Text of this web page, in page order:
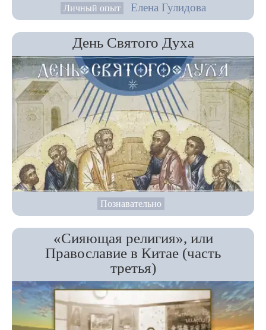
Личный опыт Елена Гулидова
День Святого Духа
Познавательно
«Сияющая религия», или
Православие в Китае (часть
третья)